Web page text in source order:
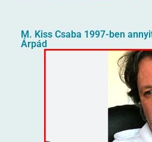
M. Kiss Csaba 1997-ben
Árpád